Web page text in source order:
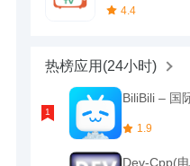
4.4
热榜应用(24小时)
BiliBili – 国
1.9
Dev-Cpp(